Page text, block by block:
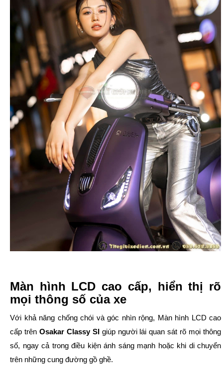
Màn hình LCD cao cấp, hiển thị rõ
mọi thông số của xe
Với khả năng chống chói và góc nhìn rộng, Màn hình LCD cao
cấp trên Osakar Classy SIgiúp người lái quan sát rõ mọi thông
số, ngay cả trong điều kiện ánh sáng mạnh hoặc khi di chuyển
trên những cung đường gồ ghề.